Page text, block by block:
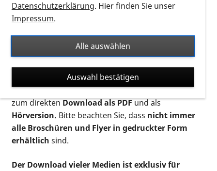
Auf dieser Seite finden Sie sämtliches Infomaterial
Ort. Nutzen Sie den Formatfilter, um ausschließlich
nach Flyern und Broschüren, Audios oder Videos zu
suchen. Die meisten Flyer und Broschüren werden in
verschiedenen Formaten angeboten: zur
postalischen Bestellung als gedruckte Variante
zum direktenDownload als PDFund als
Hörversion. Bitte beachten Sie, dass nicht immer
alle Broschüren und Flyer in gedruckter Form
erhältlich sind.
Der Download vieler Medien ist exklusiv für
Datenschutzerklärung. Hier finden Sie unser
Impressum.
Alle auswählen
Auswahl bestätigen